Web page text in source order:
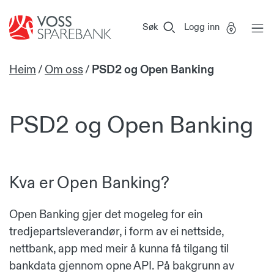
Gå til sideinnhold
Sparebank
Søk Logg inn
Heim/ Om oss/ PSD2 og Open Banking
PSD2 og Open Banking
Kva er Open Banking?
Open Banking gjer det mogeleg for ein
tredjepartsleverandør, i form av ei nettside,
nettbank, app med meir å kunna få tilgang til
bankdata gjennom opne API. På bakgrunn av
er
Miljøfyrtårn-